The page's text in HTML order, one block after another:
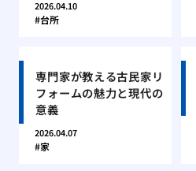
2026.04.10
台所
専門家が教える古民家リ
フォームの魅力と現代の
意義
2026.04.07
家